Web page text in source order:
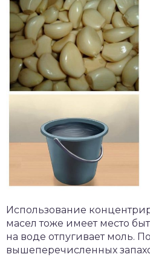
Использование
масел тоже имеет место
на воде отпугивает моль.
вышеперечисленных